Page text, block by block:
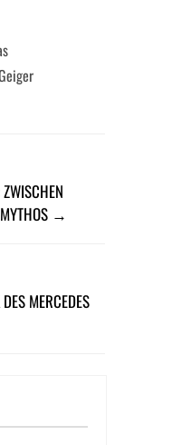
D
→
MERCEDES